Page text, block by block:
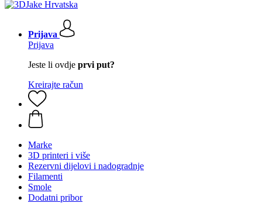
Prijava
Prijava
Jeste li ovdje prvi put?
Kreirajte račun
Marke
3D printeri i više
Rezervni dijelovi i nadogradnje
Filamenti
Smole
Dodatni pribor